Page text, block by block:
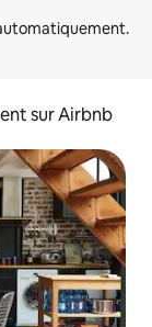
sur Airbnb